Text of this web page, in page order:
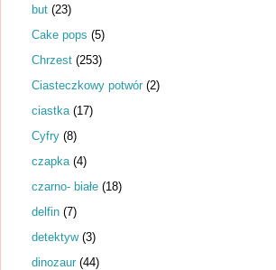
but (23)
Cake pops (5)
Chrzest (253)
Ciasteczkowy potwór (2)
ciastka (17)
Cyfry (8)
czapka (4)
czarno- białe (18)
delfin (7)
detektyw (3)
dinozaur (44)